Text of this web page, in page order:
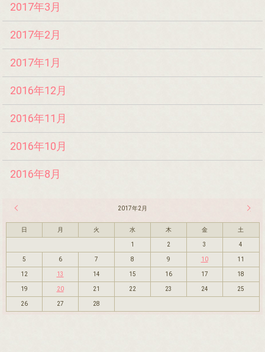
2017年3月
2017年2月
2017年1月
2016年12月
2016年11月
2016年10月
2016年8月
2017年2月
日 月 火 水 木 金 土
1 2 3 4
5 6 7 8 9 10 11
12 13 14 15 16 17 18
19 20 21 22 23 24 25
26 27 28